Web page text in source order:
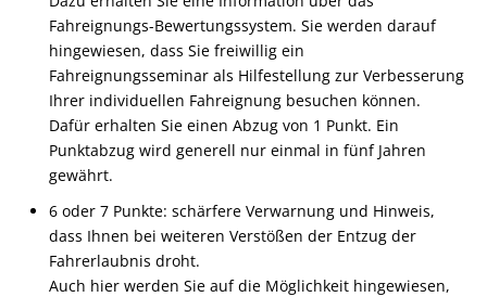
Fahreignungs-Bewertungssystem. Sie werden darauf
hingewiesen, dass Sie freiwillig ein
Fahreignungsseminar als Hilfestellung zur Verbesserung
Ihrer individuellen Fahreignung besuchen können.
Dafür erhalten Sie einen Abzug von 1 Punkt. Ein
Punktabzug wird generell nur einmal in fünf Jahren
gewährt.
6 oder 7 Punkte: schärfere Verwarnung und Hinweis,
dass Ihnen bei weiteren Verstößen der Entzug der
Fahrerlaubnis droht.
Auch hier werden Sie auf die Möglichkeit hingewiesen,